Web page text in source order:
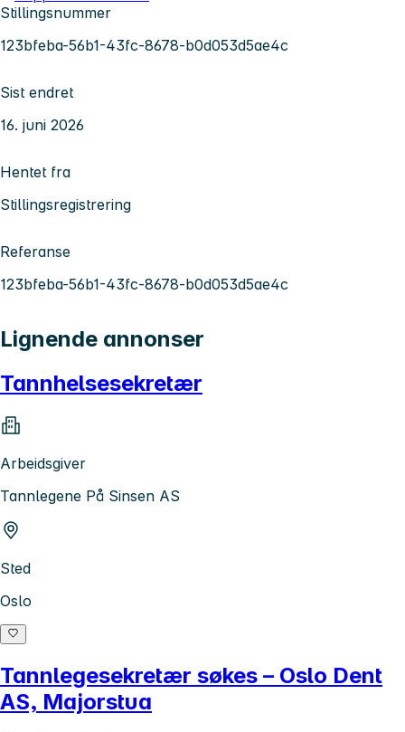
Stillingsnummer
123bfeba-56b1-43fc-8678-b0d053d5ae4c
Sist endret
16. juni 2026
Hentet fra
Stillingsregistrering
Referanse
123bfeba-56b1-43fc-8678-b0d053d5ae4c
Lignende annonser
Tannhelsesekretær
Arbeidsgiver
Tannlegene På Sinsen AS
Sted
Oslo
Tannlegesekretær søkes – Oslo Dent
AS, Majorstua